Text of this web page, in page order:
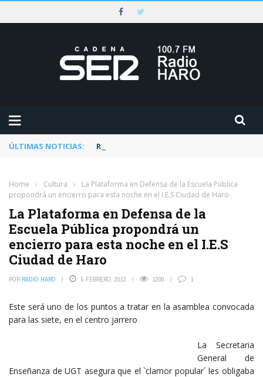
ÚLTIMAS NOTICIAS: Rescatado un ciclista accidentado en un
Home › Cultura ›
La Plataforma en Defensa de la Escuela Pública
propondrá un encierro para esta noche en el I.E.S Ciudad de Haro
La Plataforma en Defensa de la
Escuela Pública propondrá un
encierro para esta noche en el I.E.S
Ciudad de Haro
POR RADIO HARO 5 FEBRERO, 2013 1200 1
Este será uno de los puntos a tratar en la asamblea convocada
para las siete, en el centro jarrero
La Secretaria
General de
Enseñanza de UGT asegura que el `clamor popular´ les obligaba